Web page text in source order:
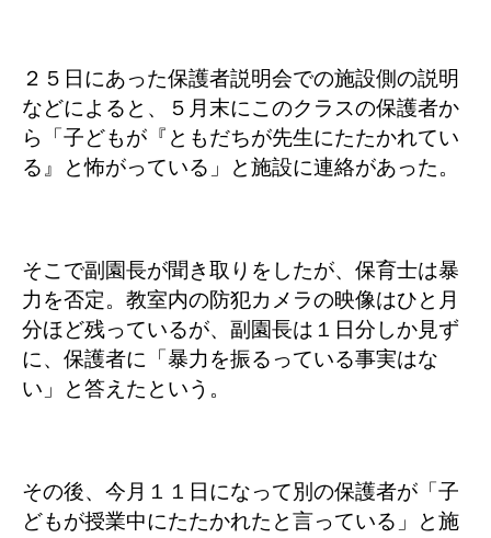
２５日にあった保護者説明会での施設側の説明
などによると、５月末にこのクラスの保護者か
ら「子どもが『ともだちが先生にたたかれてい
る』と怖がっている」と施設に連絡があった。
そこで副園長が聞き取りをしたが、保育士は暴
力を否定。教室内の防犯カメラの映像はひと月
分ほど残っているが、副園長は１日分しか見ず
に、保護者に「暴力を振るっている事実はな
い」と答えたという。
その後、今月１１日になって別の保護者が「子
どもが授業中にたたかれたと言っている」と施